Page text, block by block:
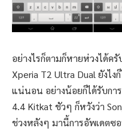
อย่างไรก็ตามก็หายห่วงได้ค
Xperia T2 Ultra Dual ยังไ
แน่นอน อย่างน้อยก็ได้รับกา
4.4 Kitkat ชัวๆ ก็หวังว่า
ช่วงหลังๆ มานี้การอัพเดตซ